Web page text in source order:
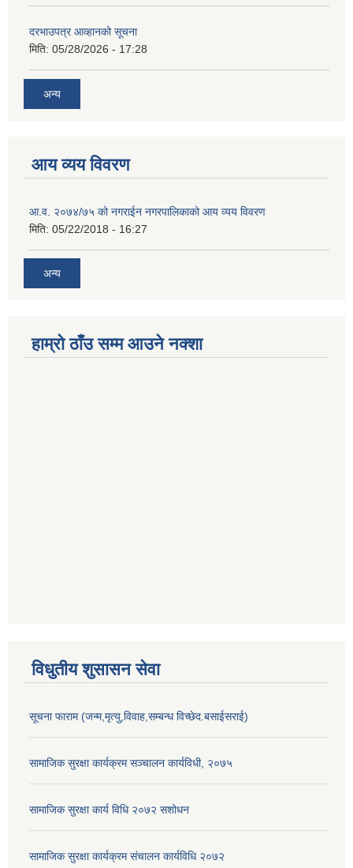
दरभाउपत्र आव्हानको सूचना
मिति: 05/28/2026 - 17:28
अन्य
आय व्यय विवरण
आ.व. २०७४/७५ को नगराईन नगरपालिकाको आय व्यय विवरण
मिति: 05/22/2018 - 16:27
अन्य
हाम्रो ठाँउ सम्म आउने नक्शा
विधुतीय शुसासन सेवा
सूचना फाराम (जन्म,मृत्यु,विवाह,सम्बन्ध विच्छेद.बसाईसराई)
सामाजिक सुरक्षा कार्यक्रम सञ्चालन कार्यविधी, २०७५
सामाजिक सुरक्षा कार्य विधि २०७२ स‌शोधन
सामाजिक सुरक्षा कार्यक्रम संचालन कार्यविधि २०७२